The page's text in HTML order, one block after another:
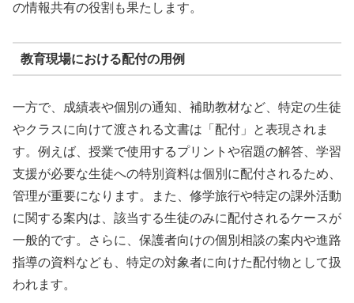
の情報共有の役割も果たします。
教育現場における配付の用例
一方で、成績表や個別の通知、補助教材など、特定の生徒
やクラスに向けて渡される文書は「配付」と表現されま
す。例えば、授業で使用するプリントや宿題の解答、学習
支援が必要な生徒への特別資料は個別に配付されるため、
管理が重要になります。また、修学旅行や特定の課外活動
に関する案内は、該当する生徒のみに配付されるケースが
一般的です。さらに、保護者向けの個別相談の案内や進路
指導の資料なども、特定の対象者に向けた配付物として扱
われます。